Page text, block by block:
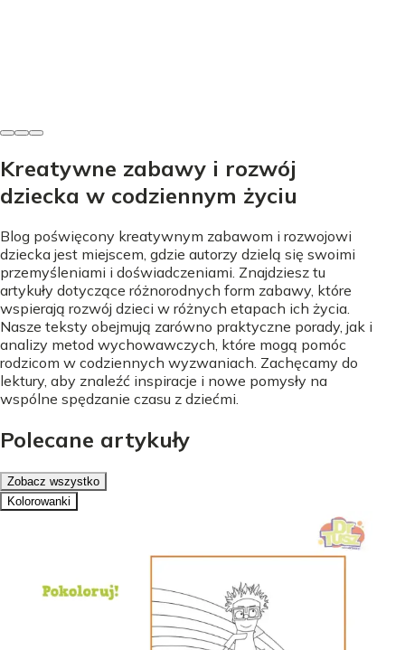
Kreatywne zabawy i rozwój
dziecka w codziennym życiu
Blog poświęcony kreatywnym zabawom i rozwojowi
dziecka jest miejscem, gdzie autorzy dzielą się swoimi
przemyśleniami i doświadczeniami. Znajdziesz tu
artykuły dotyczące różnorodnych form zabawy, które
wspierają rozwój dzieci w różnych etapach ich życia.
Nasze teksty obejmują zarówno praktyczne porady, jak i
analizy metod wychowawczych, które mogą pomóc
rodzicom w codziennych wyzwaniach. Zachęcamy do
lektury, aby znaleźć inspiracje i nowe pomysły na
wspólne spędzanie czasu z dziećmi.
Polecane artykuły
Zobacz wszystko
Kolorowanki